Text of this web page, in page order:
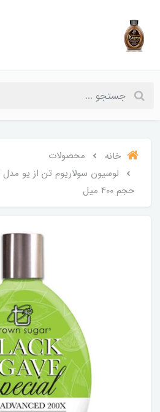
خانه
محصولات
حجم 400 میل